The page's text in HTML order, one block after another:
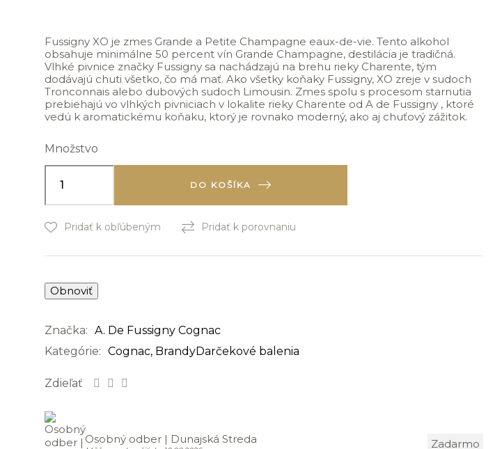
Fussigny XO je zmes Grande a Petite Champagne eaux-de-vie. Tento alkohol
obsahuje minimálne 50 percent vín Grande Champagne, destilácia je tradičná.
Vlhké pivnice značky Fussigny sa nachádzajú na brehu rieky Charente, tým
dodávajú chuti všetko, čo má mať. Ako všetky koňaky Fussigny, XO zreje v sudoch
Tronconnais alebo dubových sudoch Limousin. Zmes spolu s procesom starnutia
prebiehajú vo vlhkých pivniciach v lokalite rieky Charente od A de Fussigny , ktoré
vedú k aromatickému koňaku, ktorý je rovnako moderný, ako aj chuťový zážitok.
Množstvo
DO KOŠÍKA
Pridať k obľúbeným Pridať k porovnaniu
Značka: A. De Fussigny Cognac
Kategórie: Cognac, BrandyDarčekové balenia
Zdieľať
Osobný odber | Dunajská Streda Zadarmo